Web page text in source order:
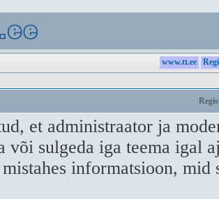
www.tt.ee
et administraator ja
või sulgeda iga teema igal
informatsioon, mid